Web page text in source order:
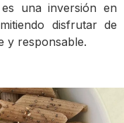
una inversión en
disfrutar de
y responsable.